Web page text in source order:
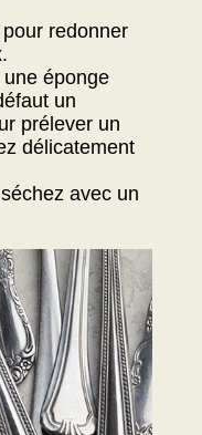
redonner
éponge
un
prélever un
délicatement
avec un